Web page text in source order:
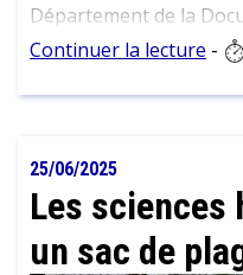
Département de la
Dépôt légal de mettre
conserve une partie
reconstituer son
vivant que nous vous
Continuer la lecture -
25/06/2025
Les sciences
un sac de